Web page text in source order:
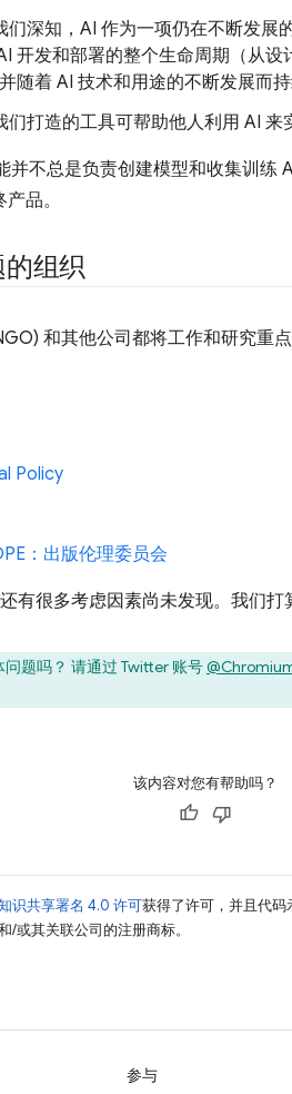
们深知，AI 作为一项仍在不断发展
开发和部署的整个生命周期（从
随着 AI 技术和用途的不断发展而持
打造的工具可帮助他人利用 AI 来
并不总是负责创建模型和收集训练
品。
组织
和其他公司都将工作和研究重
Policy
：出版伦理委员会
有很多考虑因素尚未发现。我们打
题吗？ 请通过 Twitter 账号
该内容对您有帮助吗？
识共享署名 4.0 许可获得了许可，并且代码
/或其关联公司的注册商标。
参与